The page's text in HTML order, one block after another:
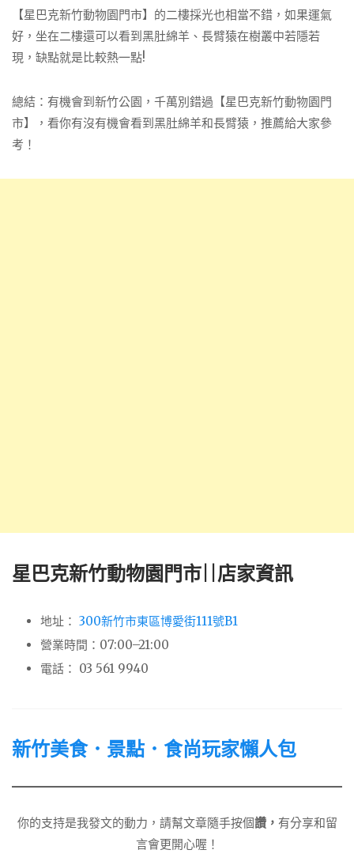
【星巴克新竹動物園門市】的二樓採光也相當不錯，如果運氣
好，坐在二樓還可以看到黑肚綿羊、長臂猿在樹叢中若隱若
現，缺點就是比較熱一點!
總結：有機會到新竹公園，千萬別錯過【星巴克新竹動物園門
市】，看你有沒有機會看到黑肚綿羊和長臂猿，推薦給大家參
考！
星巴克新竹動物園門市||店家資訊
地址： 300新竹市東區博愛街111號B1
營業時間：07:00–21:00
電話： 03 561 9940
新竹美食．景點．食尚玩家懶人包
你的支持是我發文的動力，請幫文章隨手按個讚， 有分享和留
言會更開心喔！